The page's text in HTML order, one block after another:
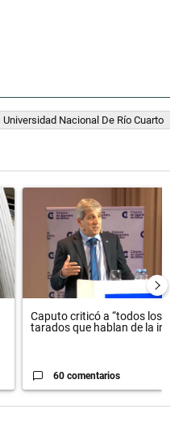
Universidad Nacional De Río Cuarto
título "Las reservas del Banco
Un artículo de tendencia con el
Caputo criticó a “todos los
tarados que hablan de la in...
60 comentarios